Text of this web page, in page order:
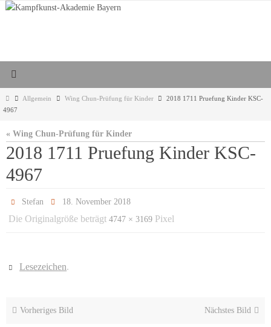
Zum
StartAllgemein Wing Chun-Prüfung für Kinder
2018 1711 Pruefung Kinder KSC-
4967
« Wing Chun-Prüfung für Kinder
2018 1711 Pruefung Kinder KSC-
4967
Stefan 18. November 2018
Die Originalgröße beträgt 4747 × 3169 Pixel
Lesezeichen.
Vorheriges Bild Nächstes Bild